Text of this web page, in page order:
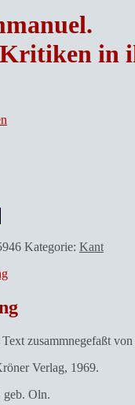
in
Kategorie: Kant
zusammnegefaßt
Verlag, 1969.
Oln.